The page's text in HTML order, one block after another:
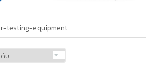
testing-equipment